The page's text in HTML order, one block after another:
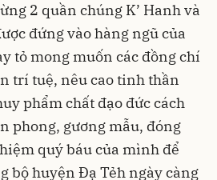
2 quần chúng K’ Hanh và
đứng vào hàng ngũ của
tỏ mong muốn các đồng chí
trí tuệ, nêu cao tinh thần
phẩm chất đạo đức cách
phong, gương mẫu, đóng
quý báu của mình để
bộ huyện Đạ Tẻh ngày càng